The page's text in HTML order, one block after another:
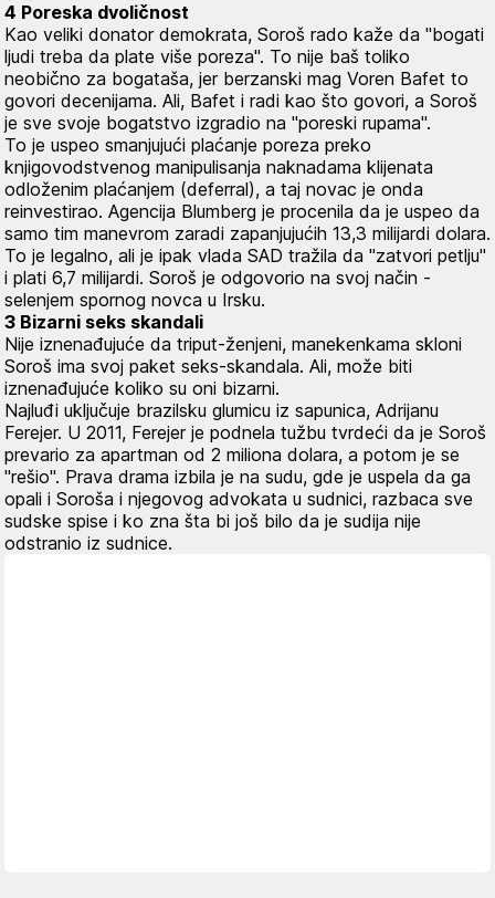
4 Poreska dvoličnost
Kao veliki donator demokrata, Soroš rado kaže da "bogati
ljudi treba da plate više poreza". To nije baš toliko
neobično za bogataša, jer berzanski mag Voren Bafet to
govori decenijama. Ali, Bafet i radi kao što govori, a Soroš
je sve svoje bogatstvo izgradio na "poreski rupama".
To je uspeo smanjujući plaćanje poreza preko
knjigovodstvenog manipulisanja naknadama klijenata
odloženim plaćanjem (deferral), a taj novac je onda
reinvestirao. Agencija Blumberg je procenila da je uspeo da
samo tim manevrom zaradi zapanjujućih 13,3 milijardi dolara.
To je legalno, ali je ipak vlada SAD tražila da "zatvori petlju"
i plati 6,7 milijardi. Soroš je odgovorio na svoj način -
selenjem spornog novca u Irsku.
3 Bizarni seks skandali
Nije iznenađujuće da triput-ženjeni, manekenkama skloni
Soroš ima svoj paket seks-skandala. Ali, može biti
iznenađujuće koliko su oni bizarni.
Najluđi uključuje brazilsku glumicu iz sapunica, Adrijanu
Ferejer. U 2011, Ferejer je podnela tužbu tvrdeći da je Soroš
prevario za apartman od 2 miliona dolara, a potom je se
"rešio". Prava drama izbila je na sudu, gde je uspela da ga
opali i Soroša i njegovog advokata u sudnici, razbaca sve
sudske spise i ko zna šta bi još bilo da je sudija nije
odstranio iz sudnice.